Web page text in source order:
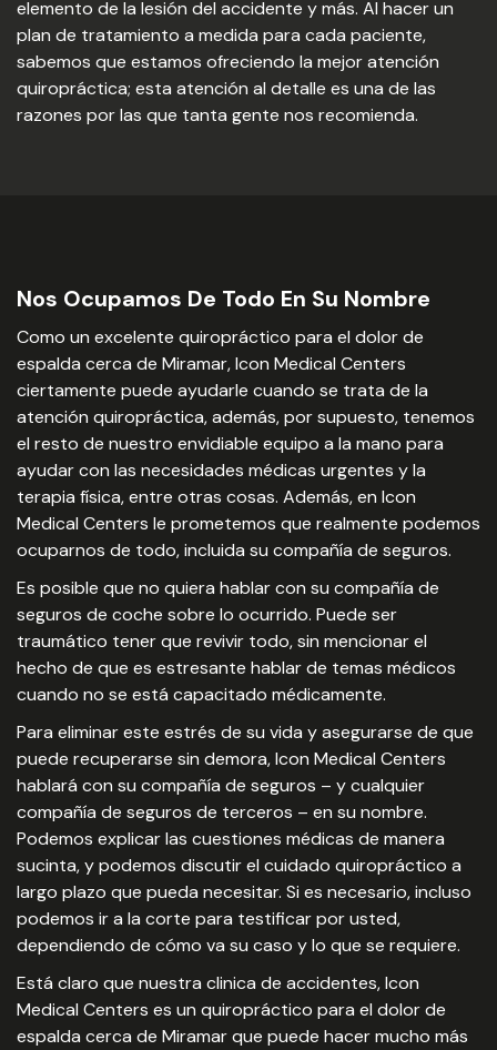
elemento de la lesión del accidente y más. Al hacer un
plan de tratamiento a medida para cada paciente,
sabemos que estamos ofreciendo la mejor atención
quiropráctica; esta atención al detalle es una de las
razones por las que tanta gente nos recomienda.
Nos Ocupamos De Todo En Su Nombre
Como un excelente quiropráctico para el dolor de
espalda cerca de Miramar, Icon Medical Centers
ciertamente puede ayudarle cuando se trata de la
atención quiropráctica, además, por supuesto, tenemos
el resto de nuestro envidiable equipo a la mano para
ayudar con las necesidades médicas urgentes y la
terapia física, entre otras cosas. Además, en Icon
Medical Centers le prometemos que realmente podemos
ocuparnos de todo, incluida su compañía de seguros.
Es posible que no quiera hablar con su compañía de
seguros de coche sobre lo ocurrido. Puede ser
traumático tener que revivir todo, sin mencionar el
hecho de que es estresante hablar de temas médicos
cuando no se está capacitado médicamente.
Para eliminar este estrés de su vida y asegurarse de que
puede recuperarse sin demora, Icon Medical Centers
hablará con su compañía de seguros – y cualquier
compañía de seguros de terceros – en su nombre.
Podemos explicar las cuestiones médicas de manera
sucinta, y podemos discutir el cuidado quiropráctico a
largo plazo que pueda necesitar. Si es necesario, incluso
podemos ir a la corte para testificar por usted,
dependiendo de cómo va su caso y lo que se requiere.
Está claro que nuestra clinica de accidentes, Icon
Medical Centers es un quiropráctico para el dolor de
espalda cerca de Miramar que puede hacer mucho más